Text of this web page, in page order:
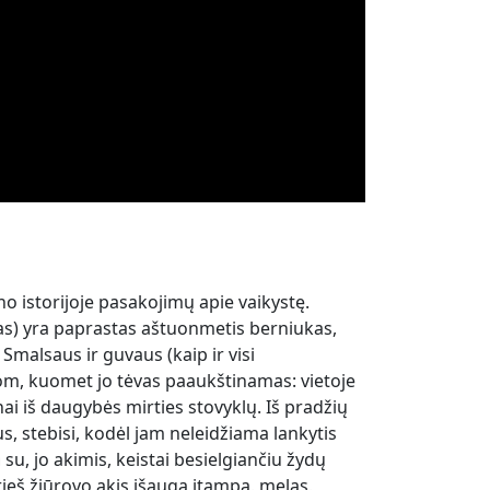
istorijoje pasakojimų apie vaikystę.
yra paprastas aštuonmetis berniukas,
ir guvaus (kaip ir visi
kuomet jo tėvas paaukštinamas: vietoje
iš daugybės mirties stovyklų. Iš pradžių
stebisi, kodėl jam neleidžiama lankytis
jo akimis, keistai besielgiančiu žydų